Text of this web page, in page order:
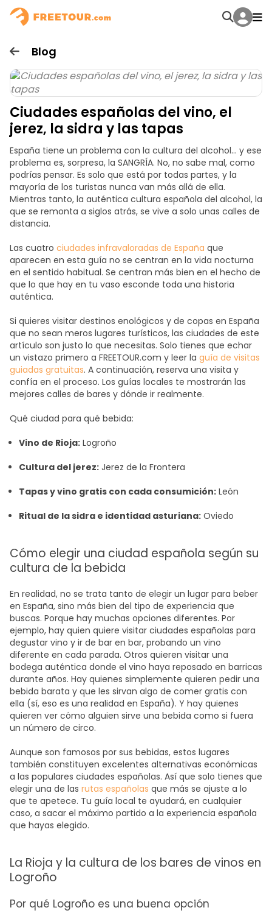
Blog
Ciudades españolas del vino, el
jerez, la sidra y las tapas
España tiene un problema con la cultura del alcohol… y ese
problema es, sorpresa, la SANGRÍA. No, no sabe mal, como
podrías pensar. Es solo que está por todas partes, y la
mayoría de los turistas nunca van más allá de ella.
Mientras tanto, la auténtica cultura española del alcohol, la
que se remonta a siglos atrás, se vive a solo unas calles de
distancia.
Las cuatro ciudades infravaloradas de España que
aparecen en esta guía no se centran en la vida nocturna
en el sentido habitual. Se centran más bien en el hecho de
que lo que hay en tu vaso esconde toda una historia
auténtica.
Si quieres visitar destinos enológicos y de copas en España
que no sean meros lugares turísticos, las ciudades de este
artículo son justo lo que necesitas. Solo tienes que echar
un vistazo primero a FREETOUR.com y leer la guía de visitas
guiadas gratuitas. A continuación, reserva una visita y
confía en el proceso. Los guías locales te mostrarán las
mejores calles de bares y dónde ir realmente.
Qué ciudad para qué bebida:
Vino de Rioja: Logroño
Cultura del jerez: Jerez de la Frontera
Tapas y vino gratis con cada consumición: León
Ritual de la sidra e identidad asturiana: Oviedo
Cómo elegir una ciudad española según su
cultura de la bebida
En realidad, no se trata tanto de elegir un lugar para beber
en España, sino más bien del tipo de experiencia que
buscas. Porque hay muchas opciones diferentes. Por
ejemplo, hay quien quiere visitar ciudades españolas para
degustar vino y ir de bar en bar, probando un vino
diferente en cada parada. Otros quieren visitar una
bodega auténtica donde el vino haya reposado en barricas
durante años. Hay quienes simplemente quieren pedir una
bebida barata y que les sirvan algo de comer gratis con
ella (sí, eso es una realidad en España). Y hay quienes
quieren ver cómo alguien sirve una bebida como si fuera
un número de circo.
Aunque son famosos por sus bebidas, estos lugares
también constituyen excelentes alternativas económicas
a las populares ciudades españolas. Así que solo tienes que
elegir una de las rutas españolas que más se ajuste a lo
que te apetece. Tu guía local te ayudará, en cualquier
caso, a sacar el máximo partido a la experiencia española
que hayas elegido.
La Rioja y la cultura de los bares de vinos en
Logroño
Por qué Logroño es una buena opción